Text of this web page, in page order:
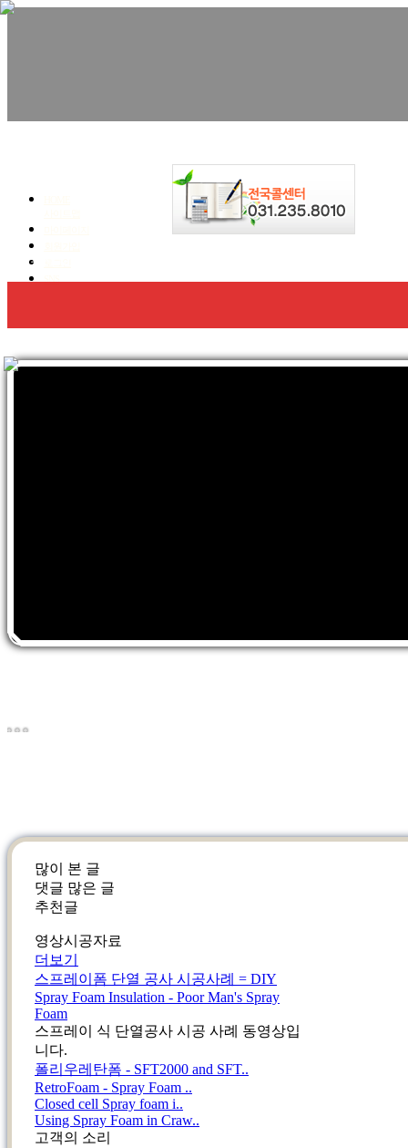
회사소개
많이 본 글
댓글 많은 글
추천글
영상시공자료
더보기
스프레이폼 단열 공사 시공사례 = DIY
Spray Foam Insulation - Poor Man's Spray
Foam
스프레이 식 단열공사 시공 사례 동영상입
니다.
폴리우레탄폼 - SFT2000 and SFT..
RetroFoam - Spray Foam ..
Closed cell Spray foam i..
Using Spray Foam in Craw..
고객의 소리